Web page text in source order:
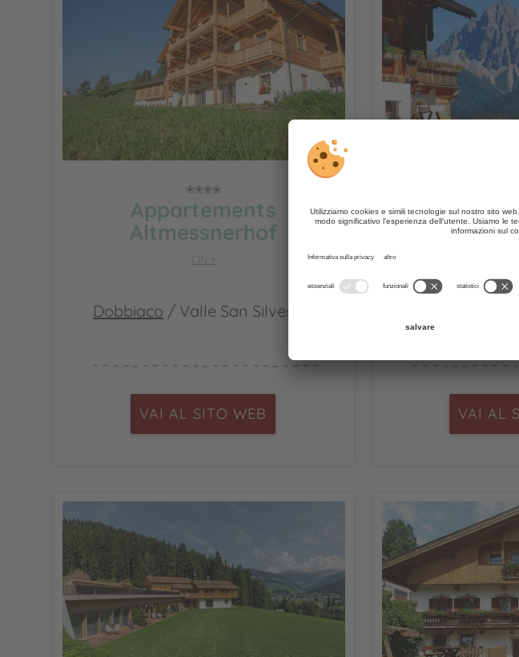
Appartements
Altmessnerhof
CIN +
Dobbiaco / Valle San Silvestro
VAI AL SITO WEB
San
VAI AL